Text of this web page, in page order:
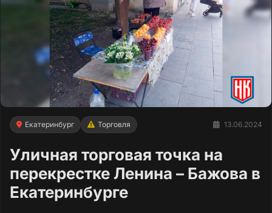
Екатеринбург Торговля 13.06.2024
Уличная торговая точка на
перекрестке Ленина – Бажова в
Екатеринбурге